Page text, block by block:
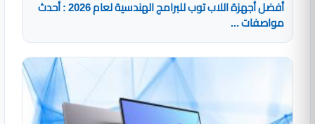
أفضل أجهزة اللاب توب للبرامج الهندسية لعام 2026 : أحدث
مواصفات ...